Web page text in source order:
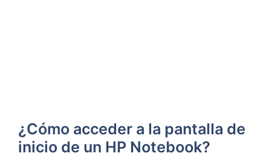
¿Cómo acceder a la pantalla de
inicio de un HP Notebook?